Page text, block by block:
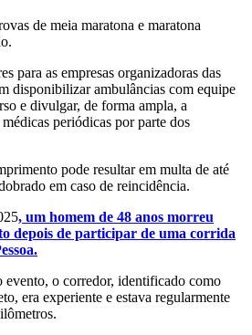
de meia maratona e maratona
para as empresas organizadoras das
disponibilizar ambulâncias com equipe
e divulgar, de forma ampla, a
periódicas por parte dos
pode resultar em multa de até
em caso de reincidência.
, um homem de 48 anos morreu
depois de participar de uma corrida
evento, o corredor, identificado como
era experiente e estava regularmente